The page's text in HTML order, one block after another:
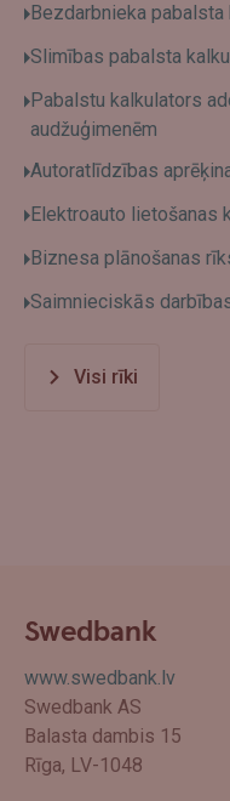
Bezdarbnieka
Slimības pabalsta
Pabalstu kalkulators
audžuģimenēm
Autoratlīdzības
Elektroauto lietošanas
Biznesa plānošanas
Saimnieciskās
Visi rīki
Swedbank
www.swedbank.lv
Swedbank AS
Balasta dambis 15
Rīga, LV-1048